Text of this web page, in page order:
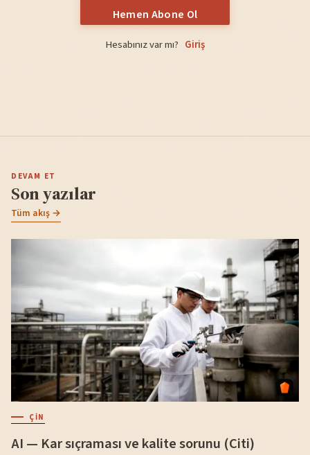
Hemen Abone Ol
Hesabınız var mı? Giriş
DEVAM ET
Son yazılar
Tüm akış →
ÇIN
AI — Kar sıçraması ve kalite sorunu (Citi)